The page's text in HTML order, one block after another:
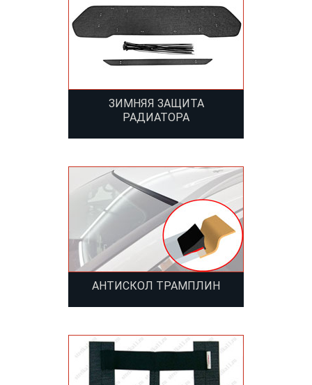
ЗИМНЯЯ ЗАЩИТА
РАДИАТОРА
АНТИСКОЛ ТРАМПЛИН